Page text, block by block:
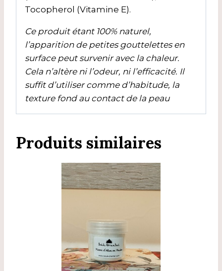
Tocopherol (Vitamine E).
Ce produit étant 100% naturel,
l’apparition de petites gouttelettes en
surface peut survenir avec la chaleur.
Cela n’altère ni l’odeur, ni l’efficacité. Il
suffit d’utiliser comme d’habitude, la
texture fond au contact de la peau
Produits similaires